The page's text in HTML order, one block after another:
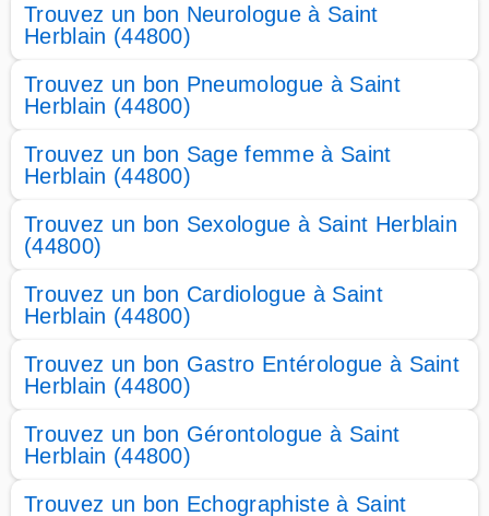
Trouvez un bon Neurologue à Saint
Herblain (44800)
Trouvez un bon Pneumologue à Saint
Herblain (44800)
Trouvez un bon Sage femme à Saint
Herblain (44800)
Trouvez un bon Sexologue à Saint Herblain
(44800)
Trouvez un bon Cardiologue à Saint
Herblain (44800)
Trouvez un bon Gastro Entérologue à Saint
Herblain (44800)
Trouvez un bon Gérontologue à Saint
Herblain (44800)
Trouvez un bon Echographiste à Saint